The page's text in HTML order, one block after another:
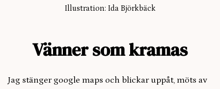
Illustration: Ida Björkbäck
Vänner som kramas
Jag stänger google maps och blickar uppåt, möts av